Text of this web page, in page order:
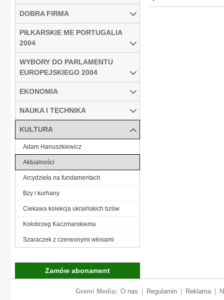
DOBRA FIRMA
PIŁKARSKIE ME PORTUGALIA
2004
WYBORY DO PARLAMENTU
EUROPEJSKIEGO 2004
EKONOMIA
NAUKA I TECHNIKA
KULTURA
Adam Hanuszkiewicz
Aktualności
Arcydzieła na fundamentach
Bzy i kurhany
Ciekawa kolekcja ukraińskich bzów
Kołobrzeg Kaczmarskiemu
Szaraczek z czerwonymi włosami
Zamów abonament
Gremi Media: O nas Regulamin Reklama